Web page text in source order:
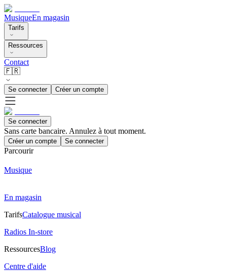
MusiqueEn magasin
Tarifs
Ressources
Contact
🇫🇷
Se connecter Créer un compte
Se connecter
Sans carte bancaire. Annulez à tout moment.
Créer un compte Se connecter
Parcourir
Musique
En magasin
TarifsCatalogue musical
Radios In-store
RessourcesBlog
Centre d'aide